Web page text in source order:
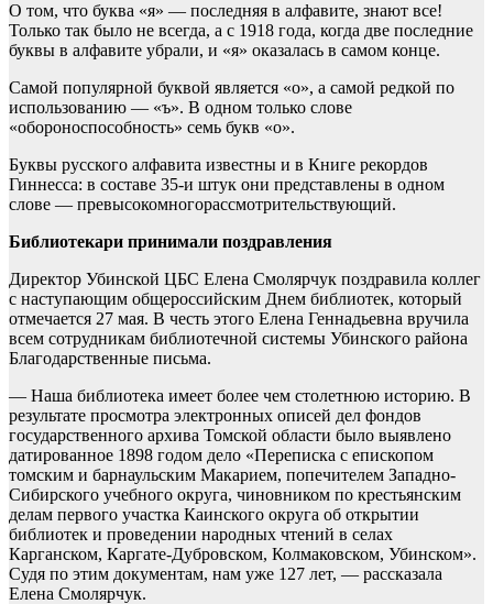
О том, что буква «я» — последняя в алфавите, знают все!
Только так было не всегда, а с 1918 года, когда две последние
буквы в алфавите убрали, и «я» оказалась в самом конце.
Самой популярной буквой является «о», а самой редкой по
использованию — «ъ». В одном только слове
«обороноспособность» семь букв «о».
Буквы русского алфавита известны и в Книге рекордов
Гиннесса: в составе 35-и штук они представлены в одном
слове — превысокомногорассмотрительствующий.
Библиотекари принимали поздравления
Директор Убинской ЦБС Елена Смолярчук поздравила коллег
с наступающим общероссийским Днем библиотек, который
отмечается 27 мая. В честь этого Елена Геннадьевна вручила
всем сотрудникам библиотечной системы Убинского района
Благодарственные письма.
— Наша библиотека имеет более чем столетнюю историю. В
результате просмотра электронных описей дел фондов
государственного архива Томской области было выявлено
датированное 1898 годом дело «Переписка с епископом
томским и барнаульским Макарием, попечителем Западно-
Сибирского учебного округа, чиновником по крестьянским
делам первого участка Каинского округа об открытии
библиотек и проведении народных чтений в селах
Карганском, Каргате-Дубровском, Колмаковском, Убинском».
Судя по этим документам, нам уже 127 лет, — рассказала
Елена Смолярчук.